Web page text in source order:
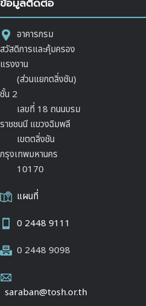
ข้อมูลติดต่อ
อาคารกรม
สวัสดิการและคุ้มครอง
แรงงาน
(ส่วนแยกตลิ่งชัน)
ชั้น 2
เลขที่ 18 ถนนบรม
ราชชนนี แขวงฉิมพลี
เขตตลิ่งชัน
กรุงเทพมหานคร
10170
แผนที่
0 2448 9111
0 2448 9098
saraban@tosh.or.th